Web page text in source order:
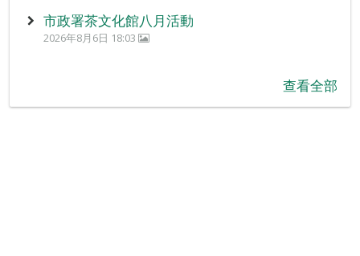
市政署茶文化館八月活動
2026年8月6日 18:03
查看全部